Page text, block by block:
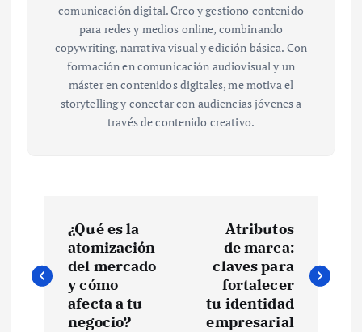
comunicación digital. Creo y gestiono contenido
para redes y medios online, combinando
copywriting, narrativa visual y edición básica. Con
formación en comunicación audiovisual y un
máster en contenidos digitales, me motiva el
storytelling y conectar con audiencias jóvenes a
través de contenido creativo.
a
v
¿Qué es la
atomización
del mercado
y cómo
afecta a tu
negocio?
Atributos
de marca:
claves para
fortalecer
tu identidad
empresarial